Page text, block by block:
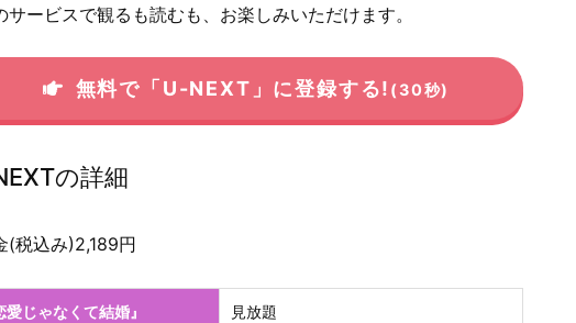
サービスで観るも読むも、お楽しみいただけます。
無料で「U-NEXT」に登録する! (30秒)
の詳細
(税込み)2,189円
愛じゃなくて結婚』 見放題